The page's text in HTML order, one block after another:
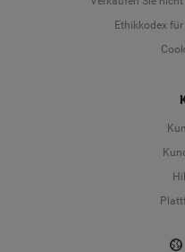
Ethikkodex